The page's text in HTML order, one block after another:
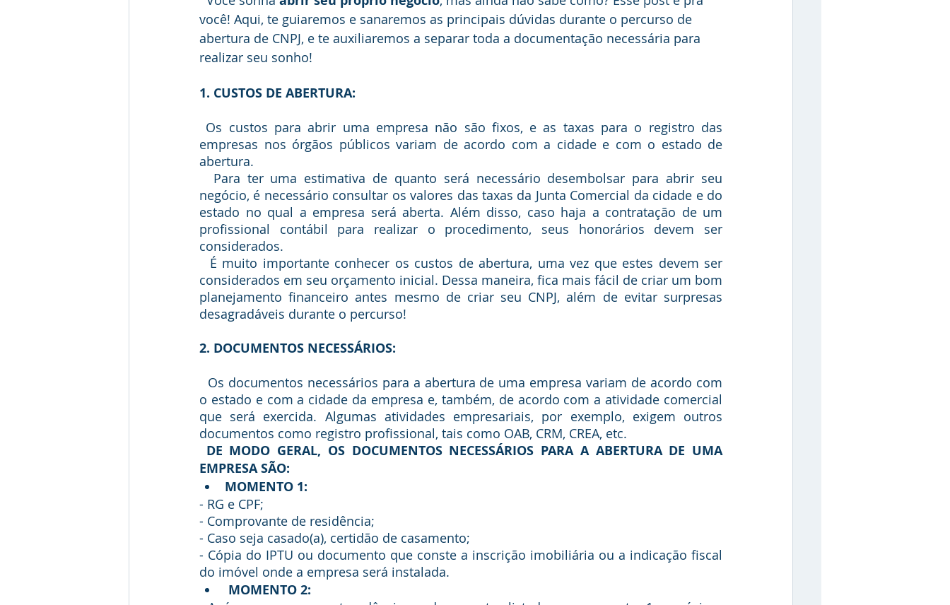
você! Aqui, te guiaremos e sanaremos as principais dúvidas durante o percurso de
abertura de CNPJ, e te auxiliaremos a separar toda a documentação necessária para
realizar seu sonho!
1. CUSTOS DE ABERTURA:
empresas nos órgãos públicos variam de acordo com a cidade e com o estado de
abertura.
negócio, é necessário consultar os valores das taxas da Junta Comercial da cidade e do
estado no qual a empresa será aberta. Além disso, caso haja a contratação de um
profissional contábil para realizar o procedimento, seus honorários devem ser
considerados.
considerados em seu orçamento inicial. Dessa maneira, fica mais fácil de criar um bom
planejamento financeiro antes mesmo de criar seu CNPJ, além de evitar surpresas
desagradáveis durante o percurso!
2. DOCUMENTOS NECESSÁRIOS:
o estado e com a cidade da empresa e, também, de acordo com a atividade comercial
que será exercida. Algumas atividades empresariais, por exemplo, exigem outros
documentos como registro profissional, tais como OAB, CRM, CREA, etc.
EMPRESA SÃO:
MOMENTO 1:
- RG e CPF;
- Comprovante de residência;
- Caso seja casado(a), certidão de casamento;
- Cópia do IPTU ou documento que conste a inscrição imobiliária ou a indicação fiscal
do imóvel onde a empresa será instalada.
MOMENTO 2: